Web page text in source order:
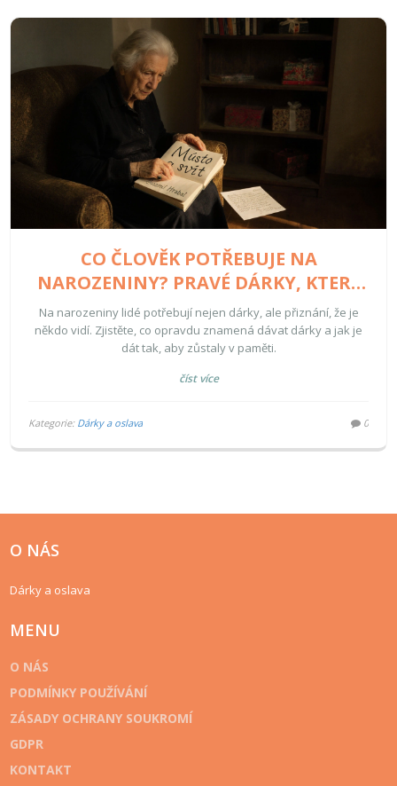
CO ČLOVĚK POTŘEBUJE NA
NAROZENINY? PRAVÉ DÁRKY, KTERÉ
SKUTEČNĚ ZNAMENAJÍ NĚCO
Na narozeniny lidé potřebují nejen dárky, ale přiznání, že je
někdo vidí. Zjistěte, co opravdu znamená dávat dárky a jak je
dát tak, aby zůstaly v paměti.
číst více
Kategorie: Dárky a oslava 0
O NÁS
Dárky a oslava
MENU
O NÁS
PODMÍNKY POUŽÍVÁNÍ
ZÁSADY OCHRANY SOUKROMÍ
GDPR
KONTAKT